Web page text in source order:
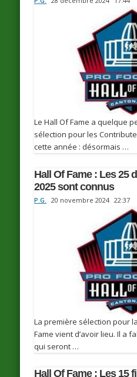
Le Hall Of Fame a quelque
sélection pour les
cette année : désormais …
Hall Of Fame : Les 25
2025 sont connus
P.G. 20 novembre 2024 22:37
La première sélection pour
Fame vient d’avoir lieu. Il a
qui seront …
Hall Of Fame : Les 15